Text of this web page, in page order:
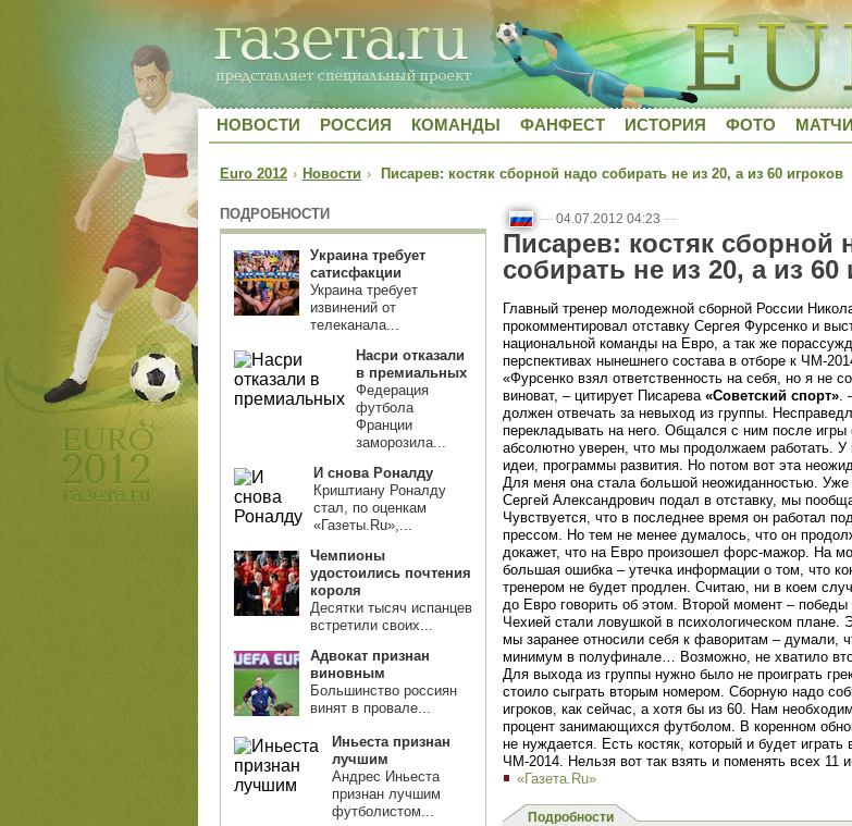
НОВОСТИ РОССИЯ КОМАНДЫ ФАНФЕСТ ИСТОРИЯ ФОТО МАТЧИ
Euro 2012 › Новости › Писарев: костяк сборной надо собирать не из 20, а из 60 игроков
ПОДРОБНОСТИ
Украина требует
сатисфакции
Украина требует
извинений от
телеканала...
Насри отказали
в премиальных
Федерация
футбола
Франции
заморозила...
И снова Роналду
Криштиану Роналду
стал, по оценкам
«Газеты.Ru»,...
Чемпионы
удостоились почтения
короля
Десятки тысяч испанцев
встретили своих...
Адвокат признан
виновным
Большинство россиян
винят в провале...
Иньеста признан
лучшим
Андрес Иньеста
признан лучшим
футболистом...
— 04.07.2012 04:23 —
Писарев: костяк сборной
собирать не из 20, а из 60
Главный тренер молодежной сборной России
прокомментировал отставку Сергея Фурсенко и
национальной команды на Евро, а так же
перспективах нынешнего состава в отборе к ЧМ-
«Фурсенко взял ответственность на себя, но я не
виноват, – цитирует Писарева «Советский спорт»
должен отвечать за невыход из группы.
перекладывать на него. Общался с ним после игры
абсолютно уверен, что мы продолжаем работать. У
идеи, программы развития. Но потом вот эта
Для меня она стала большой неожиданностью. Уже
Сергей Александрович подал в отставку, мы
Чувствуется, что в последнее время он работал
прессом. Но тем не менее думалось, что он
докажет, что на Евро произошел форс-мажор. На
большая ошибка – утечка информации о том, что
тренером не будет продлен. Считаю, ни в коем
до Евро говорить об этом. Второй момент –
Чехией стали ловушкой в психологическом плане.
мы заранее относили себя к фаворитам – думали,
минимум в полуфинале… Возможно, не хватило
Для выхода из группы нужно было не проиграть
стоило сыграть вторым номером. Сборную надо
игроков, как сейчас, а хотя бы из 60. Нам
процент занимающихся футболом. В коренном
не нуждается. Есть костяк, который и будет играть
ЧМ-2014. Нельзя вот так взять и поменять всех 11
«Газета.Ru»
Подробности